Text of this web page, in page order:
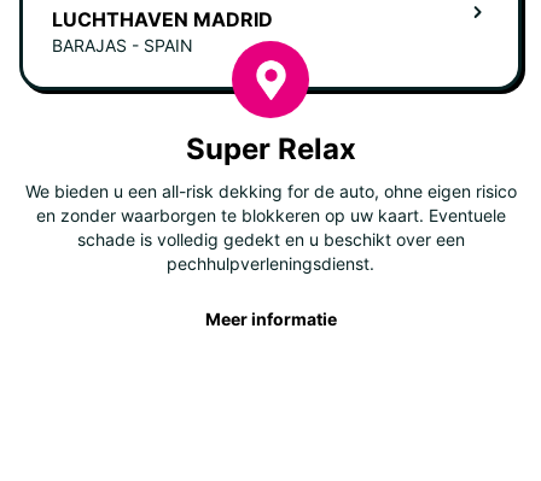
LUCHTHAVEN MADRID
BARAJAS - SPAIN
Super Relax
We bieden u een all-risk dekking for de auto, ohne eigen risico
en zonder waarborgen te blokkeren op uw kaart. Eventuele
schade is volledig gedekt en u beschikt over een
pechhulpverleningsdienst.
Meer informatie